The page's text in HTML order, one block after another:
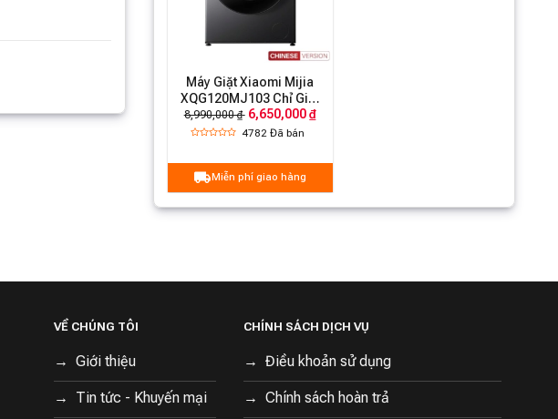
Máy Giặt Xiaomi Mijia
XQG120MJ103 Chỉ Giặt
12kg Model 2026 25 Chế
Độ Giặt
8,990,000 ₫ 6,650,000 ₫
4782Đã bán
Miễn phí giao hàng
VỀ CHÚNG TÔI
Giới thiệu
Tin tức - Khuyến mại
CHÍNH SÁCH DỊCH VỤ
Điều khoản sử dụng
Chính sách hoàn trả